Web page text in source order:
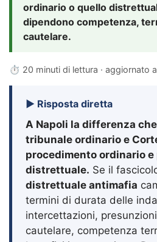
ordinario o quello
dipendono competenza,
cautelare.
⏱ 20 minuti di lettura · aggiornato
▶ Risposta diretta
A Napoli la differenza
tribunale ordinario e
procedimento ordinario
distrettuale. Se il
distrettuale antimafia
termini di durata delle
intercettazioni,
cautelare, competenza